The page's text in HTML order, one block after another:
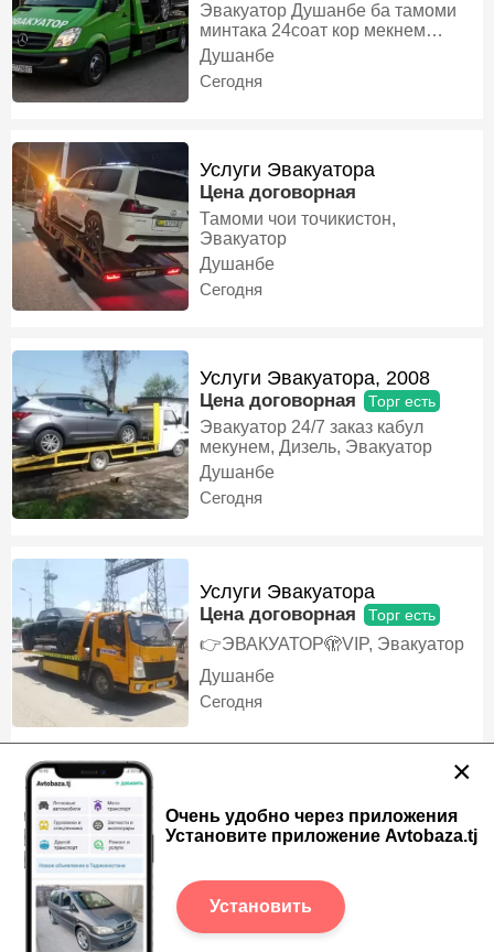
×
Очень удобно через приложения
Установите приложение Avtobaza.tj
Установить
Эвакуатор Душанбе ба тамоми
минтака 24соат кор мекнем
10мошин дорем барои хамаи
мошинхои шумо Эвакуатор
дорем, Эвакуатор
Душанбе
Сегодня
Услуги Эвакуатора
Цена договорная
Тамоми чои точикистон,
Эвакуатор
Душанбе
Сегодня
Услуги Эвакуатора, 2008
Цена договорная Торг есть
Эвакуатор 24/7 заказ кабул
мекунем, Дизель, Эвакуатор
Душанбе
Сегодня
Услуги Эвакуатора
Цена договорная Торг есть
👉ЭВАКУАТОР🫣VIP, Эвакуатор
Душанбе
Сегодня
Цена договорная Торг есть
24 соат дар хизматем марҳамат
Сегодня